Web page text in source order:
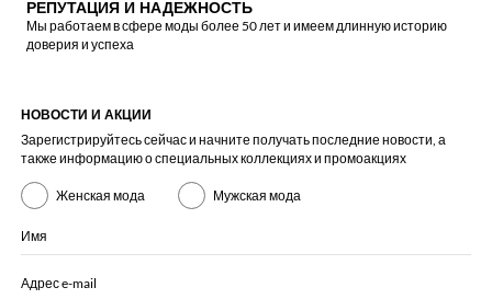
РЕПУТАЦИЯ И НАДЕЖНОСТЬ
Мы работаем в сфере моды более 50 лет и имеем длинную историю
доверия и успеха
НОВОСТИ И АКЦИИ
Зарегистрируйтесь сейчас и начните получать последние новости, а
также информацию о специальных коллекциях и промоакциях
Женская мода Мужская мода
Имя
Адрес e-mail